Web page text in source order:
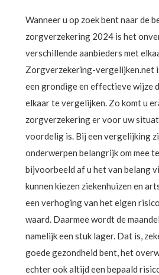
Wanneer u op zoek bent naar de
zorgverzekering 2024 is het
verschillende aanbieders met
Zorgverzekering-vergelijken.net
een grondige en effectieve wijze
elkaar te vergelijken. Zo komt u
zorgverzekering er voor uw
voordelig is. Bij een vergelijking
onderwerpen belangrijk om mee
bijvoorbeeld af u het van belang
kunnen kiezen ziekenhuizen en
een verhoging van het eigen
waard. Daarmee wordt de
namelijk een stuk lager. Dat is,
goede gezondheid bent, het
echter ook altijd een bepaald